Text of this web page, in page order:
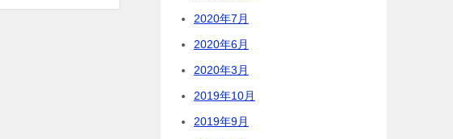
2020年7月
2020年6月
2020年3月
2019年10月
2019年9月